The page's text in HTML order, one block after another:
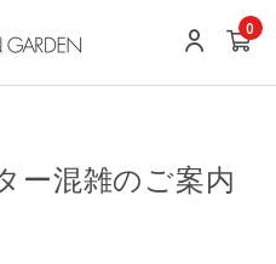
0
ー混雑のご案内